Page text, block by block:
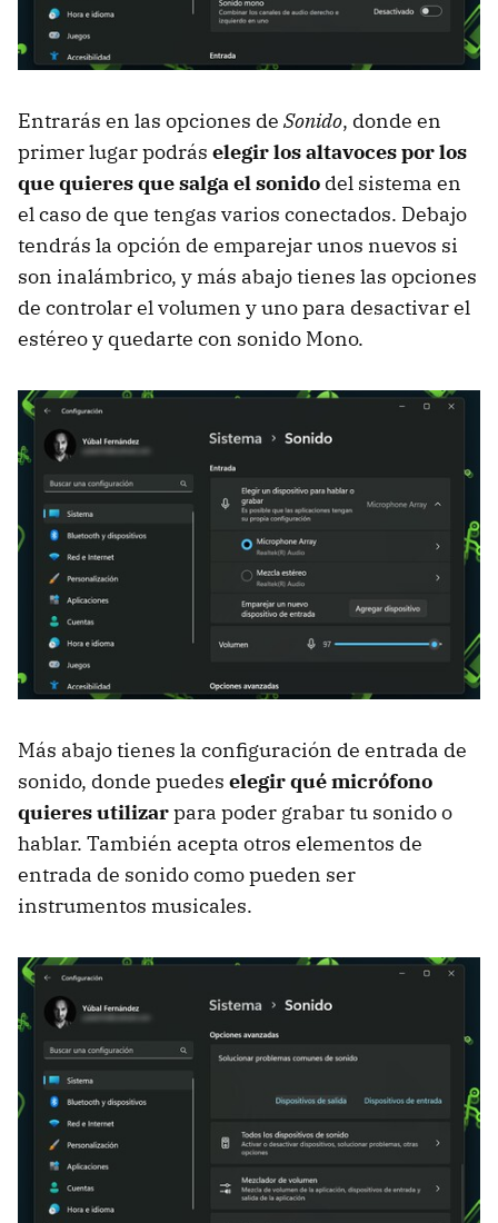
Entrarás en las opciones de Sonido, donde en
primer lugar podrás elegir los altavoces por los
que quieres que salga el sonido del sistema en
el caso de que tengas varios conectados. Debajo
tendrás la opción de emparejar unos nuevos si
son inalámbrico, y más abajo tienes las opciones
de controlar el volumen y uno para desactivar el
estéreo y quedarte con sonido Mono.
Más abajo tienes la configuración de entrada de
sonido, donde puedes elegir qué micrófono
quieres utilizarpara poder grabar tu sonido o
hablar. También acepta otros elementos de
entrada de sonido como pueden ser
instrumentos musicales.